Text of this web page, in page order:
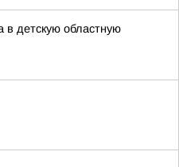
детскую областную